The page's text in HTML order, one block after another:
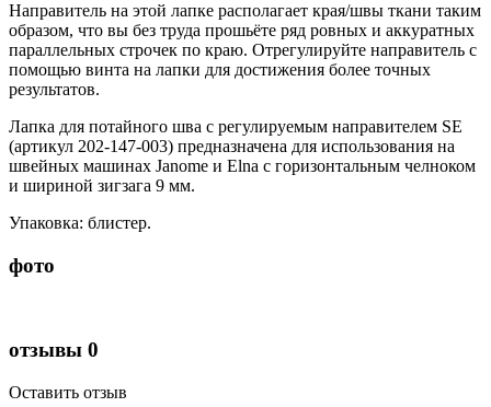
Направитель на этой лапке располагает края/швы ткани таким
образом, что вы без труда прошьёте ряд ровных и аккуратных
параллельных строчек по краю. Отрегулируйте направитель с
помощью винта на лапки для достижения более точных
результатов.
Лапка для потайного шва с регулируемым направителем SE
(артикул 202-147-003) предназначена для использования на
швейных машинах Janome и Elna с горизонтальным челноком
и шириной зигзага 9 мм.
Упаковка: блистер.
фото
отзывы 0
Оставить отзыв